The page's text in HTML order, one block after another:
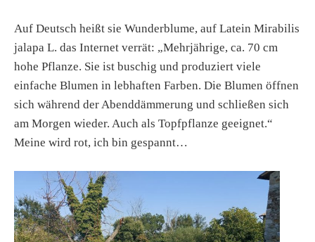
Auf Deutsch heißt sie Wunderblume, auf Latein Mirabilis
jalapa L. das Internet verrät: „Mehrjährige, ca. 70 cm
hohe Pflanze. Sie ist buschig und produziert viele
einfache Blumen in lebhaften Farben. Die Blumen öffnen
sich während der Abenddämmerung und schließen sich
am Morgen wieder. Auch als Topfpflanze geeignet.“
Meine wird rot, ich bin gespannt…